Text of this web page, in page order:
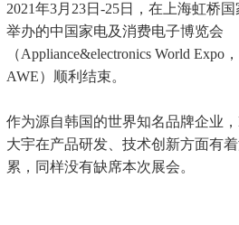
2021年3月23日-25日，在上海虹桥
举办的中国家电及消费电子博览会
（Appliance&electronics World Expo
AWE）顺利结束。
作为源自韩国的世界知名品牌企业
大宇在产品研发、技术创新方面有
累，同样没有缺席本次展会。